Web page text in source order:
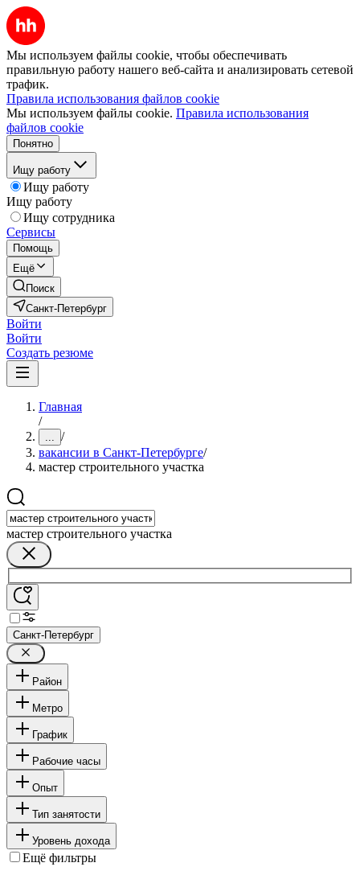
Мы используем файлы cookie, чтобы обеспечивать
правильную работу нашего веб-сайта и анализировать сетевой
трафик.
Правила использования файлов cookie
Мы используем файлы cookie. Правила использования
файлов cookie
Понятно
Ищу работу
Ищу работу
Ищу работу
Ищу сотрудника
Сервисы
Помощь
Ещё
Поиск
Санкт-Петербург
Войти
Войти
Создать резюме
Главная
/
... /
вакансии в Санкт-Петербурге/
мастер строительного участка
мастер строительного участка
Санкт-Петербург
Район
Метро
График
Рабочие часы
Опыт
Тип занятости
Уровень дохода
Ещё фильтры